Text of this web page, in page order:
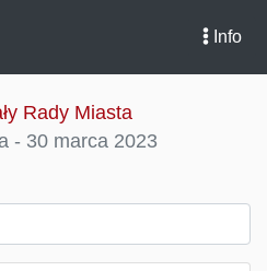
Info
Rady Miasta
- 30 marca 2023